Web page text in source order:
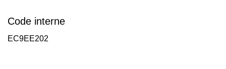
Code interne
EC9EE202